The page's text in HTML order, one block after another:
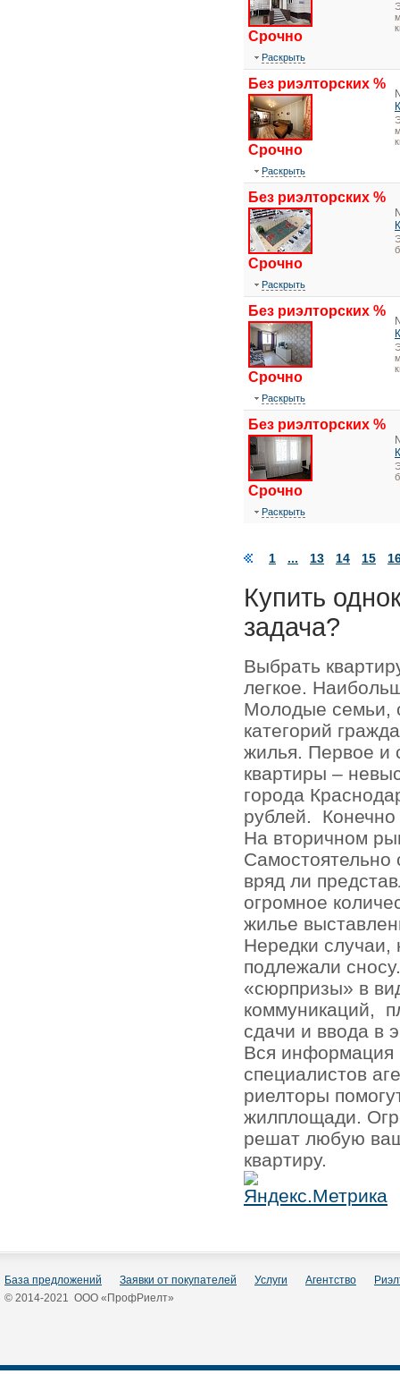
Срочно
Раскрыть
Без риэлторских %
Срочно
Раскрыть
Без риэлторских %
Срочно
Раскрыть
Без риэлторских %
Срочно
Раскрыть
Без риэлторских %
Срочно
Раскрыть
1 ... 13 14 15
Купить
задача?
Выбрать
легкое.
Молодые семьи,
категорий
жилья. Первое и
квартиры –
города
рублей.
На вторичном
Самостоятельно
вряд ли
огромное
жилье
Нередки случаи,
подлежали
«сюрпризы» в
коммуникаций,
сдачи и ввода в
Вся информация
специалистов
риелторы
жилплощади.
решат любую
квартиру.
База предложений Заявки от покупателей Услуги Агентство
© 2014-2021 ООО «ПрофРиелт»